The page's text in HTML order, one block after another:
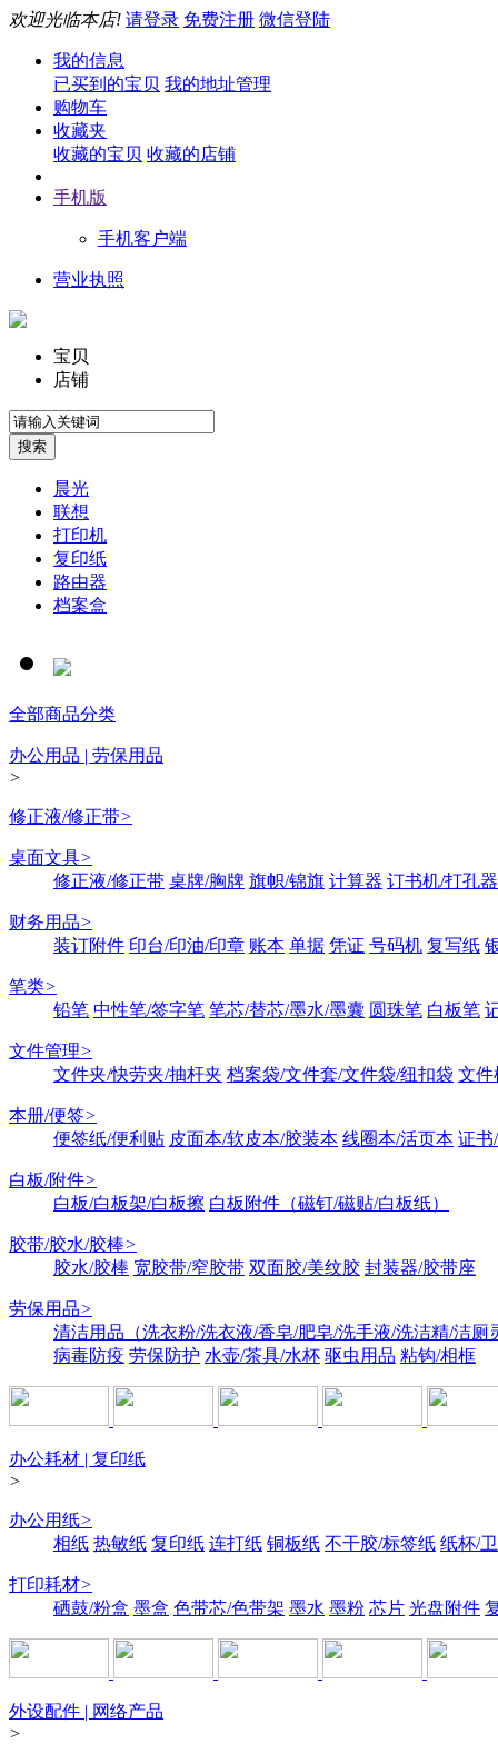
欢迎光临本店! 请登录 免费注册 微信登陆
我的信息
已买到的宝贝 我的地址管理
购物车
收藏夹
收藏的宝贝 收藏的店铺
手机版
手机客户端
营业执照
宝贝
店铺
晨光
联想
打印机
复印纸
路由器
档案盒
全部商品分类
办公用品 | 劳保用品
>
修正液/修正带>
桌面文具>
修正液/修正带 桌牌/胸牌 旗帜/锦旗 计算器 订书机/打孔器
财务用品>
装订附件 印台/印油/印章 账本 单据 凭证 号码机 复写纸
笔类>
铅笔 中性笔/签字笔 笔芯/替芯/墨水/墨囊 圆珠笔 白板笔
文件管理>
文件夹/快劳夹/抽杆夹 档案袋/文件套/文件袋/纽扣袋 文件
本册/便签>
便签纸/便利贴 皮面本/软皮本/胶装本 线圈本/活页本 证书
白板/附件>
白板/白板架/白板擦 白板附件（磁钉/磁贴/白板纸）
胶带/胶水/胶棒>
胶水/胶棒 宽胶带/窄胶带 双面胶/美纹胶 封装器/胶带座
劳保用品>
清洁用品（洗衣粉/洗衣液/香皂/肥皂/洗手液/洗洁精/洁厕
病毒防疫 劳保防护 水壶/茶具/水杯 驱虫用品 粘钩/相框
办公耗材 | 复印纸
>
办公用纸>
相纸 热敏纸 复印纸 连打纸 铜板纸 不干胶/标签纸 纸杯/
打印耗材>
硒鼓/粉盒 墨盒 色带芯/色带架 墨水 墨粉 芯片 光盘附件
外设配件 | 网络产品
>